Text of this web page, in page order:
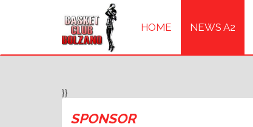
HOME NEWS A2
}}
SPONSOR